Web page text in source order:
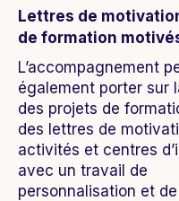
Lettres de
de formation
L’accompagnement
également porter sur
des projets de
des lettres de
activités et centres
avec un travail de
personnalisation et